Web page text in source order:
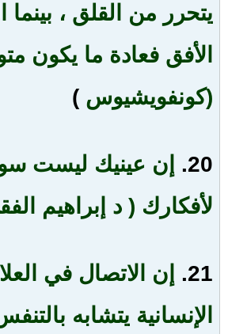
يتحرر من القلق ،
الأفق فعادة ما يكون
(كونفويشيوس )
20.
إن عينيك ليست
لأفكارك ( د إبراهيم
21.
إن الاتصال في
الإنسانية يتشابه